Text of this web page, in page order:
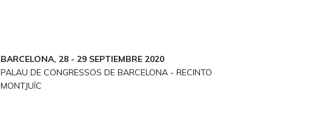
BARCELONA, 28 - 29 SEPTIEMBRE 2020
PALAU DE CONGRESSOS DE BARCELONA - RECINTO
MONTJUÏC